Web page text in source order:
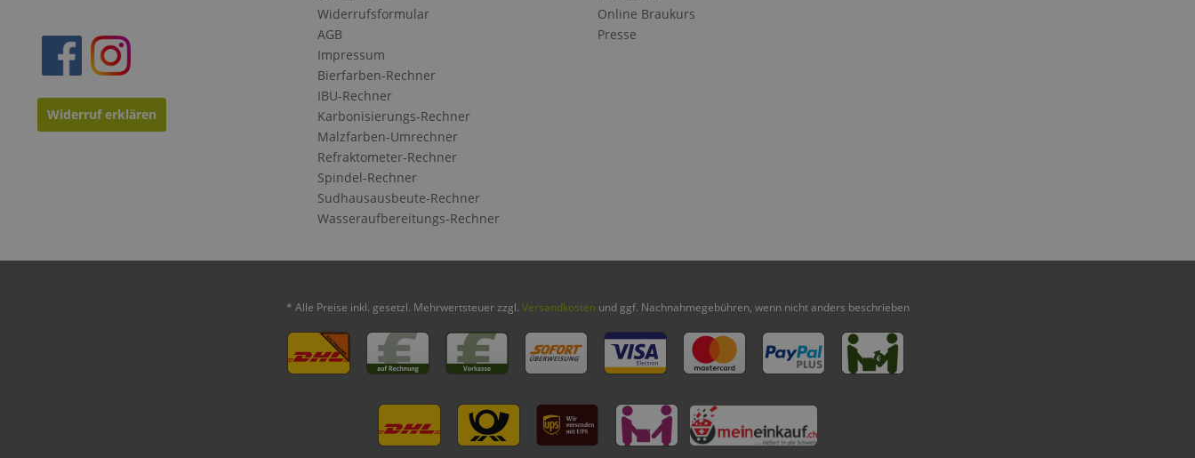
Widerruf erklären
Widerrufsformular
AGB
Impressum
Bierfarben-Rechner
IBU-Rechner
Karbonisierungs-Rechner
Malzfarben-Umrechner
Refraktometer-Rechner
Spindel-Rechner
Sudhausausbeute-Rechner
Wasseraufbereitungs-Rechner
Online Braukurs
Presse
* Alle Preise inkl. gesetzl. Mehrwertsteuer zzgl. Versandkosten und ggf. Nachnahmegebühren, wenn nicht anders beschrieben